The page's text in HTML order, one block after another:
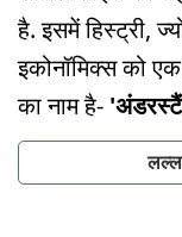
है. इसमें हिस्ट्री,
इकोनॉमिक्स को
का नाम है-